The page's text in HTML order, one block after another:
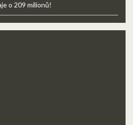
o 209 milionů!